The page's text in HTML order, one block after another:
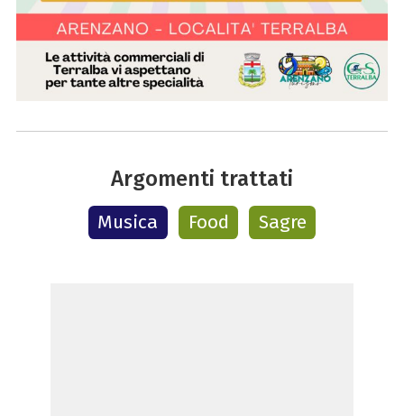
Argomenti trattati
Musica Food Sagre